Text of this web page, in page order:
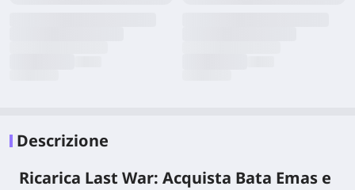
Descrizione
Ricarica Last War: Acquista Bata Emas e